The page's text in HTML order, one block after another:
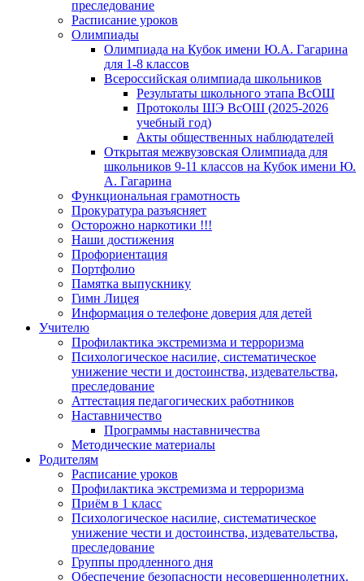
преследование
Расписание уроков
Олимпиады
Олимпиада на Кубок имени Ю.А. Гагарина
для 1-8 классов
Всероссийская олимпиада школьников
Результаты школьного этапа ВсОШ
Протоколы ШЭ ВсОШ (2025-2026
учебный год)
Акты общественных наблюдателей
Открытая межвузовская Олимпиада для
школьников 9-11 классов на Кубок имени Ю.
А. Гагарина
Функциональная грамотность
Прокуратура разъясняет
Осторожно наркотики !!!
Наши достижения
Профориентация
Портфолио
Памятка выпускнику
Гимн Лицея
Информация о телефоне доверия для детей
Учителю
Профилактика экстремизма и терроризма
Психологическое насилие, систематическое
унижение чести и достоинства, издевательства,
преследование
Аттестация педагогических работников
Наставничество
Программы наставничества
Методические материалы
Родителям
Расписание уроков
Профилактика экстремизма и терроризма
Приём в 1 класс
Психологическое насилие, систематическое
унижение чести и достоинства, издевательства,
преследование
Группы продленного дня
Обеспечение безопасности несовершеннолетних.